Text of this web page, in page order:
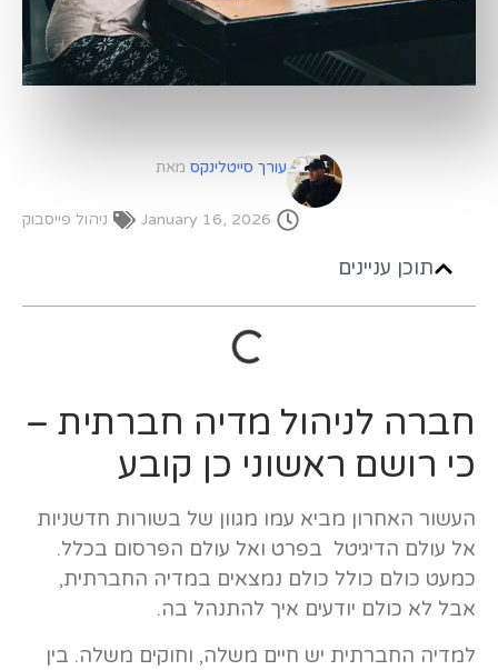
עורך סייטלינקס מאת
January 16, 2026 ניהול פייסבוק
תוכן עניינים
חברה לניהול מדיה חברתית –
כי רושם ראשוני כן קובע
העשור האחרון מביא עמו מגוון של בשורות חדשניות
אל עולם הדיגיטל בפרט ואל עולם הפרסום בכלל.
כמעט כולם כולל כולם נמצאים במדיה החברתית,
אבל לא כולם יודעים איך להתנהל בה.
למדיה החברתית יש חיים משלה, וחוקים משלה. בין